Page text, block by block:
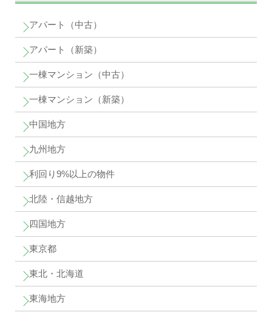
アパート（中古）
アパート（新築）
一棟マンション（中古）
一棟マンション（新築）
中国地方
九州地方
利回り9%以上の物件
北陸・信越地方
四国地方
東京都
東北・北海道
東海地方